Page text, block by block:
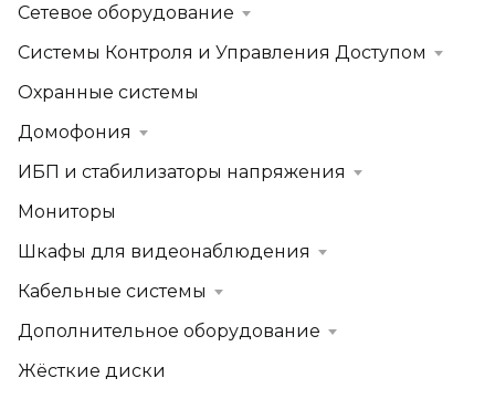
Сетевое оборудование
Системы Контроля и Управления Доступом
Охранные системы
Домофония
ИБП и стабилизаторы напряжения
Мониторы
Шкафы для видеонаблюдения
Кабельные системы
Дополнительное оборудование
Жёсткие диски